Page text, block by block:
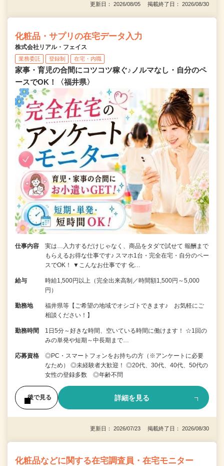
更新日： 2026/08/05 掲載終了日： 2026/08/30
化粧品・サプリの在宅データ入力
株式会社リアル・フェイス
業務委託 登録制 在宅・内職
家事・育児の合間にコツコツ稼ぐ♪ノルマなし・自分のペ
ースでOK！〈福井県〉
仕事内容
実は…入力するだけじゃなく、商品をタダで試せて 報酬まで
もらえるお得な仕事です♪ スマホ1台・完全在宅・自分のペー
スでOK！ ▼こんなお仕事です 化…
給与
時給1,500円以上（完全出来高制／時間額1,500円～5,000
円）
勤務地
福井県等【ご希望の地域でオシゴトできます♪ お気軽にご
相談ください！】
勤務時間
1日5分～好きな時間、空いている時間に働けます！ ☆1回の
みの単発や短期～中長期まで…
応募資格
◎PC・スマートフォンをお持ちの方（※アンケートに必要
なため） ◎未経験者大歓迎！ ◎20代、30代、40代、50代の
女性の登録多数 ◎年齢不問
後で見る 詳細を見る
更新日： 2026/07/23 掲載終了日： 2026/08/30
化粧品などに関する在宅調査員・在宅モニター